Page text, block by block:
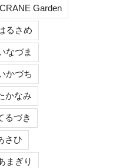
CRANE Garden
るさめ
なづま
かづち
かなみ
るづき
さひ
まぎり